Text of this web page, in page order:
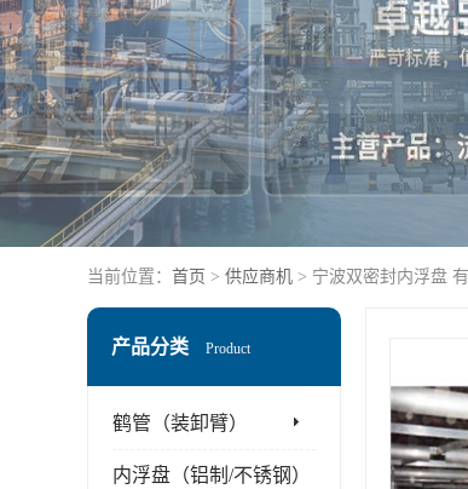
当前位置： 首页 > 供应商机 > 宁波双密封内浮盘
产品分类 Product
鹤管（装卸臂）
内浮盘（铝制/不锈钢）